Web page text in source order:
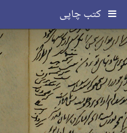
کتب چاپی